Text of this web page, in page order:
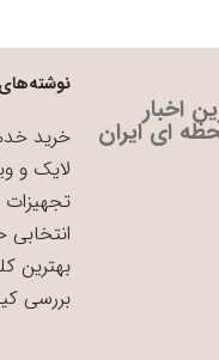
اخبار
ای ایران
خرید
لایک و
بهترین
بررسی